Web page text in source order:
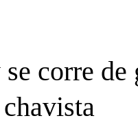
corre de